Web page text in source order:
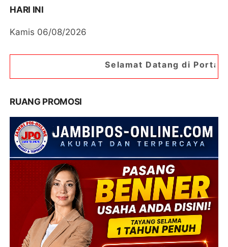
HARI INI
Kamis 06/08/2026
Selamat Datang di Portal Berita
RUANG PROMOSI